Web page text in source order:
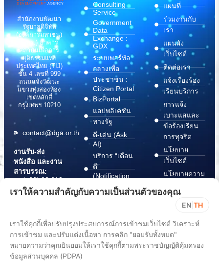
สำนักงานพัฒนา
รัฐบาลดิจิทัล
(องค์การมหาชน)
(สพร.) อาคาร
สถาบันเพื่อการ
ยุติธรรมแห่ง
ประเทศไทย (TIJ)
ชั้น 4 เลขที่ 999
ถนนแจ้งวัฒนะ
แขวงทุ่งสองห้อง
เขตหลักสี่
กรุงเทพฯ 10210
contact@dga.or.th
งานรับ-ส่ง
หนังสือ และงาน
สารบรรณ:
(+66) 02 612
6000
saraban@dga.or.th
Center:
(+66) 02 612
Consulting
Service
Government
Data
Exchange :
GDX
ระบบพอร์ทัล
กลางเพื่อ
ประชาชน :
Citizen Portal
BizPortal
แอปพลิเคชัน
ทางรัฐ
ดี-เด่น (Ask
AI)
บริการ “เตือน
ดี”
(Notification
บริการ
(Document
Wallet)
แผนที่
ร่วมงานกับ
เรา
แผนผัง
เว็บไซต์
ติดต่อเรา
แจ้งเรื่องร้อง
เรียนบริการ
การแจ้ง
เบาะแสและ
ข้อร้องเรียน
การทุจริต
นโยบาย
เว็บไซต์
นโยบายความ
ปลอดภัย
สารสนเทศ
ChangeLog
เราให้ความสำคัญกับความเป็นส่วนตัวของคุณ
EN TH
เราใช้คุกกี้เพื่อปรับปรุงประสบการณ์การเข้าชมเว็บไซต์ วิเคราะห์
การเข้าชม และปรับแต่งเนื้อหา การคลิก "ยอมรับทั้งหมด"
หมายความว่าคุณยินยอมให้เราใช้คุกกี้ตามพระราชบัญญัติคุ้มครอง
ข้อมูลส่วนบุคคล (PDPA)